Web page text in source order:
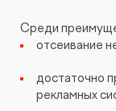
Среди
отсеивание
достаточно
рекламных